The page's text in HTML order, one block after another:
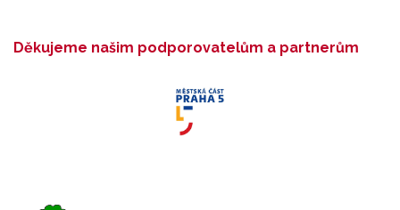
Děkujeme našim podporovatelům a partnerům